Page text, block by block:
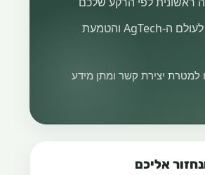
מיקוד מקצועי לעולם ה-AgTech והטמעת
יצירת קשר ומתן מידע
אליכם